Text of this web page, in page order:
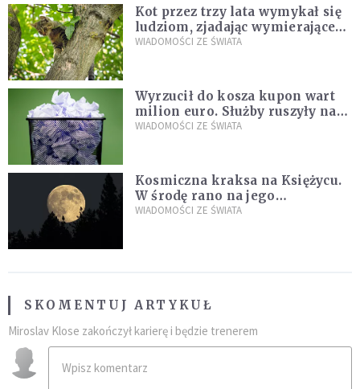
Kot przez trzy lata wymykał się
ludziom, zjadając wymierające
kaczki. W końcu popełnił
WIADOMOŚCI ZE ŚWIATA
Wyrzucił do kosza kupon wart
milion euro. Służby ruszyły na
poszukiwania
WIADOMOŚCI ZE ŚWIATA
Kosmiczna kraksa na Księżycu.
W środę rano na jego
powierzchni dojdzie do
WIADOMOŚCI ZE ŚWIATA
SKOMENTUJ ARTYKUŁ
Miroslav Klose zakończył karierę i będzie trenerem